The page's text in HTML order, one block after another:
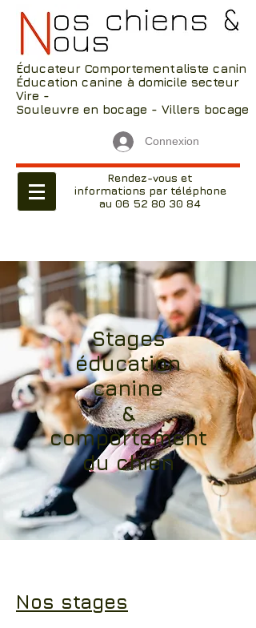
Éducateur Comportementaliste canin
Éducation canine à domicile secteur
Vire -
Souleuvre en bocage - Villers bocage
Connexion
Rendez-vous et
informations par téléphone
au 06 52 80 30 84
Stages
éducation
canine
&
comportement
du chien
Nos stages